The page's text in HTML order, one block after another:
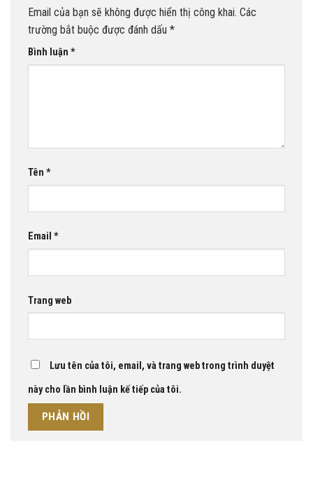
Email của bạn sẽ không được hiển thị công khai. Các
trường bắt buộc được đánh dấu *
Bình luận *
Tên *
Email *
Trang web
Lưu tên của tôi, email, và trang web trong trình duyệt
này cho lần bình luận kế tiếp của tôi.